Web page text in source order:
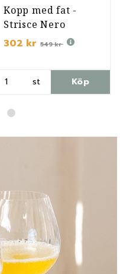
Kopp med fat -
Strisce Nero
302 kr 549 kr
st Köp